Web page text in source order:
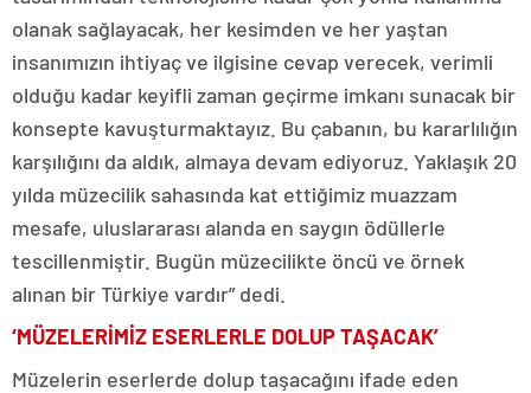
olanak sağlayacak, her kesimden ve her yaştan
insanımızın ihtiyaç ve ilgisine cevap verecek, verimli
olduğu kadar keyifli zaman geçirme imkanı sunacak bir
konsepte kavuşturmaktayız. Bu çabanın, bu kararlılığın
karşılığını da aldık, almaya devam ediyoruz. Yaklaşık 20
yılda müzecilik sahasında kat ettiğimiz muazzam
mesafe, uluslararası alanda en saygın ödüllerle
tescillenmiştir. Bugün müzecilikte öncü ve örnek
alınan bir Türkiye vardır” dedi.
‘MÜZELERİMİZ ESERLERLE DOLUP TAŞACAK’
Müzelerin eserlerde dolup taşacağını ifade eden